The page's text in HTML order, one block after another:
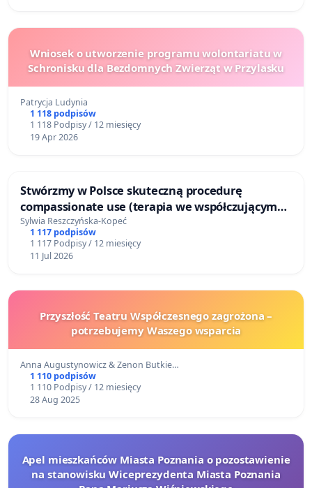
Wniosek o utworzenie programu wolontariatu w
Schronisku dla Bezdomnych Zwierząt w Przylasku
Patrycja Ludynia
1 118 podpisów
1 118 Podpisy / 12 miesięcy
19 Apr 2026
Stwórzmy w Polsce skuteczną procedurę
compassionate use (terapia we współczującym
użyciu ) dla pacjentów z chorobami rzadkimi i
ultrarzadkimi
Sylwia Reszczyńska-Kopeć
1 117 podpisów
1 117 Podpisy / 12 miesięcy
11 Jul 2026
Przyszłość Teatru Współczesnego zagrożona –
potrzebujemy Waszego wsparcia
Anna Augustynowicz & Zenon Butkie…
1 110 podpisów
1 110 Podpisy / 12 miesięcy
28 Aug 2025
Apel mieszkańców Miasta Poznania o pozostawienie
na stanowisku Wiceprezydenta Miasta Poznania